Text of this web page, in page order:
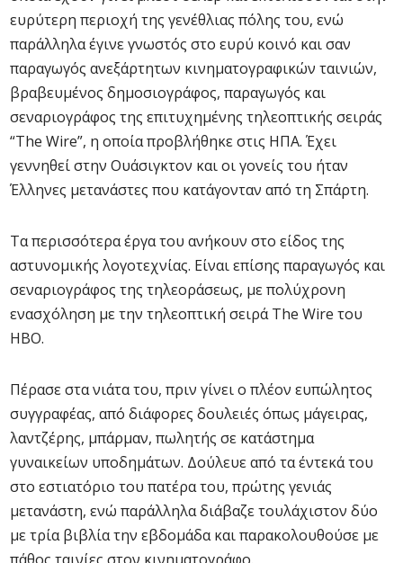
ευρύτερη περιοχή της γενέθλιας πόλης του, ενώ
παράλληλα έγινε γνωστός στο ευρύ κοινό και σαν
παραγωγός ανεξάρτητων κινηματογραφικών ταινιών,
βραβευμένος δημοσιογράφος, παραγωγός και
σεναριογράφος της επιτυχημένης τηλεοπτικής σειράς
“The Wire”, η οποία προβλήθηκε στις ΗΠΑ. Έχει
γεννηθεί στην Ουάσιγκτον και οι γονείς του ήταν
Έλληνες μετανάστες που κατάγονταν από τη Σπάρτη.
Τα περισσότερα έργα του ανήκουν στο είδος της
αστυνομικής λογοτεχνίας. Είναι επίσης παραγωγός και
σεναριογράφος της τηλεοράσεως, με πολύχρονη
ενασχόληση με την τηλεοπτική σειρά The Wire του
HBO.
Πέρασε στα νιάτα του, πριν γίνει ο πλέον ευπώλητος
συγγραφέας, από διάφορες δουλειές όπως μάγειρας,
λαντζέρης, μπάρμαν, πωλητής σε κατάστημα
γυναικείων υποδημάτων. Δούλευε από τα έντεκά του
στο εστιατόριο του πατέρα του, πρώτης γενιάς
μετανάστη, ενώ παράλληλα διάβαζε τουλάχιστον δύο
με τρία βιβλία την εβδομάδα και παρακολουθούσε με